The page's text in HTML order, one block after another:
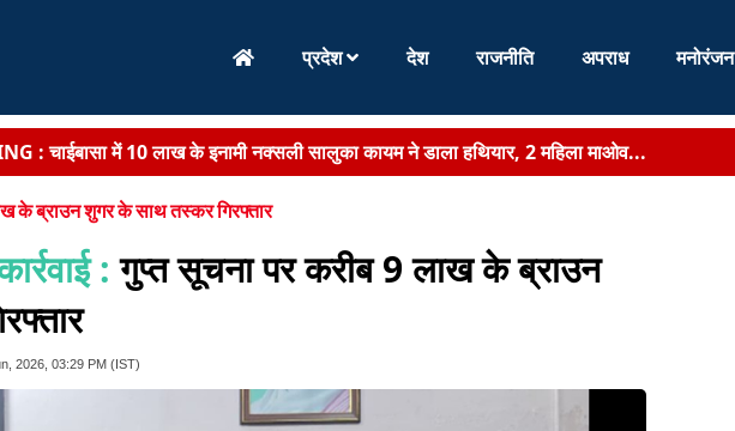
प्रदेश देश राजनीति अपराध मनोरंजन
:चाईबासा में 10 लाख के इनामी नक्सली सालुका कायम ने डाला हथियार, 2 महिला माओव...
महोत्सव का आयोजन :सीएम हेमन्त ने खेलगांव परिसर में किया पौधरोपण, लोगों से कहा- आप सभी एक-एक फ...
NEWS :SIR-2026 को लेकर लातेहार DC ने वोटरों से की अपील, कहा- मतदाता सूची में नाम...
:
राजस्व मंत्री दिलीप जायसवाल का अधिकारियों को अल्टीमेटम, अब हर 15 दिन में हो...
:
:पटना के सभी वार्डों में डोर-टू-डोर सेवा बहाल, शुक्रवार तक लगभग 9800 टन कचरे...
के ब्राउन शुगर के साथ तस्कर गिरफ्तार
:गुप्त सूचना पर करीब 9 लाख के ब्राउन
2026, 03:29 PM (IST)